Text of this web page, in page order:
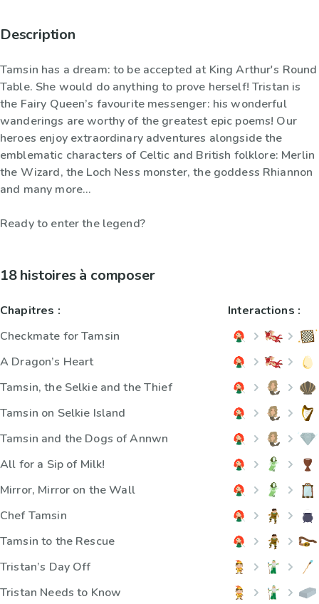
Description
Tamsin has a dream: to be accepted at King Arthur's Round
Table. She would do anything to prove herself! Tristan is
the Fairy Queen’s favourite messenger: his wonderful
wanderings are worthy of the greatest epic poems! Our
heroes enjoy extraordinary adventures alongside the
emblematic characters of Celtic and British folklore: Merlin
the Wizard, the Loch Ness monster, the goddess Rhiannon
and many more...
Ready to enter the legend?
18 histoires à composer
Chapitres :
Checkmate for Tamsin
A Dragon’s Heart
Tamsin, the Selkie and the Thief
Tamsin on Selkie Island
Tamsin and the Dogs of Annwn
All for a Sip of Milk!
Mirror, Mirror on the Wall
Chef Tamsin
Tamsin to the Rescue
Tristan’s Day Off
Tristan Needs to Know
Interactions :